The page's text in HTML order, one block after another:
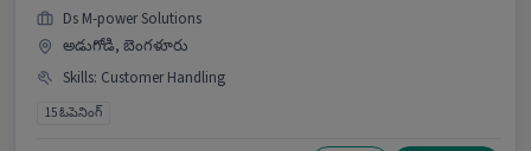
Ds M-power Solutions
అడుగోడి, బెంగళూరు
Skills: Customer Handling
15 ఓపెనింగ్